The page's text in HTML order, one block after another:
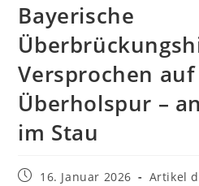
Bayerische
Versprochen
Überholspur –
im Stau
Beitrag16. Januar 2026 Artikel